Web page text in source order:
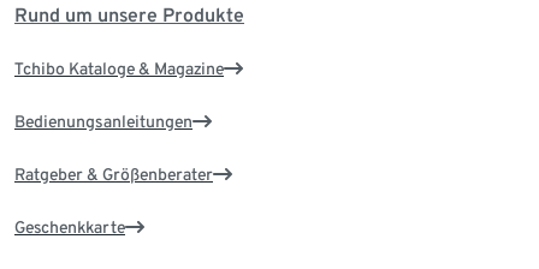
Rund um unsere Produkte
Tchibo Kataloge & Magazine
Bedienungsanleitungen
Ratgeber & Größenberater
Geschenkkarte